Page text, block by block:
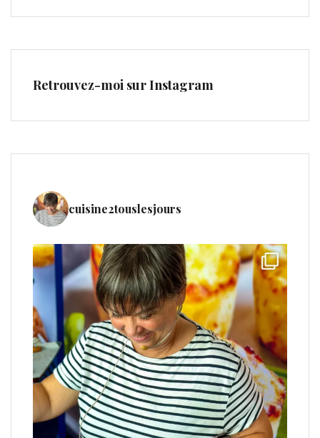
Retrouvez-moi sur Instagram
cuisine2touslesjours